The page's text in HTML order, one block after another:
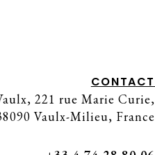
CONTACT
221 rue Marie Curie,
Vaulx-Milieu, France